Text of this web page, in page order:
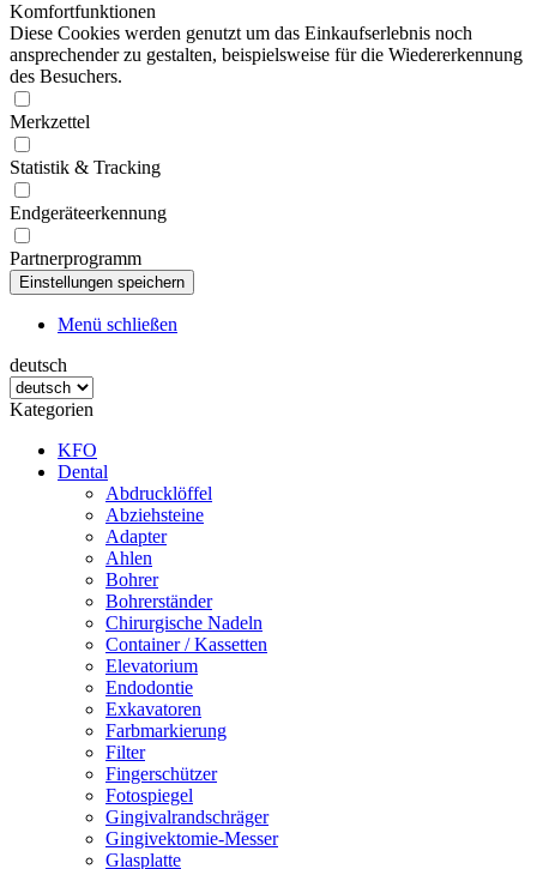
Komfortfunktionen
Diese Cookies werden genutzt um das Einkaufserlebnis noch
ansprechender zu gestalten, beispielsweise für die Wiedererkennung
des Besuchers.
Merkzettel
Statistik & Tracking
Endgeräteerkennung
Partnerprogramm
Menü schließen
deutsch
Kategorien
KFO
Dental
Abdrucklöffel
Abziehsteine
Adapter
Ahlen
Bohrer
Bohrerständer
Chirurgische Nadeln
Container / Kassetten
Elevatorium
Endodontie
Exkavatoren
Farbmarkierung
Filter
Fingerschützer
Fotospiegel
Gingivalrandschräger
Gingivektomie-Messer
Glasplatte